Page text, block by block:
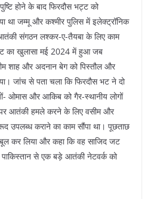
होने के बाद फिरदौस भट्ट को
था जम्मू और कश्मीर पुलिस में इलेक्ट्रॉनिक
संगठन लश्कर-ए-तैयबा के लिए काम
का खुलासा मई 2024 में हुआ जब
शाह और अदनान बेग को पिस्तौल और
जांच से पता चला कि फिरदौस भट ने दो
ओमास और आकिब को गैर-स्थानीय लोगों
आतंकी हमले करने के लिए वसीम और
उपलब्ध कराने का काम सौंपा था। पूछताछ
कर लिया और कहा कि वह साजिद जट
पाकिस्तान से एक बड़े आतंकी नेटवर्क को